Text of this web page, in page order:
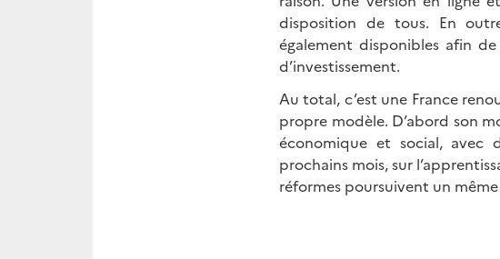
disposition de tous. En
également disponibles afin
d’investissement.
Au total, c’est une France
propre modèle. D’abord son
économique et social, avec
prochains mois, sur
réformes poursuivent un